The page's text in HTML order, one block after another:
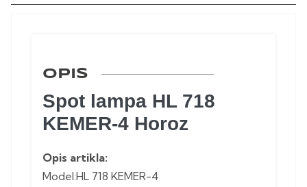
OPIS
Spot lampa HL 718
KEMER-4 Horoz
Opis artikla:
Model:HL 718 KEMER-4